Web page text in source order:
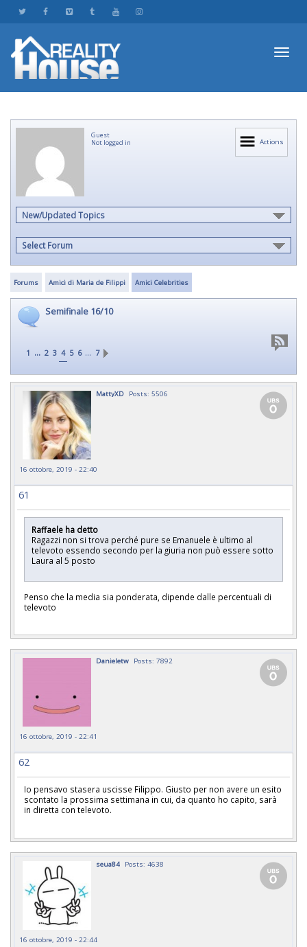
Actions
Guest
Not logged in
New/Updated Topics
Select Forum
Forums Amici di Maria de Filippi Amici Celebrities
Semifinale 16/10
1 ... 2 3 4 5 6 … 7
MattyXD Posts: 5506
16 ottobre, 2019 - 22:40
61
Raffaele ha detto
Ragazzi non si trova perché pure se Emanuele è ultimo al
televoto essendo secondo per la giuria non può essere sotto
Laura al 5 posto
Penso che la media sia ponderata, dipende dalle percentuali di
televoto
Danieletw Posts: 7892
16 ottobre, 2019 - 22:41
62
Io pensavo stasera uscisse Filippo. Giusto per non avere un esito
scontato la prossima settimana in cui, da quanto ho capito, sarà
in diretta con televoto.
seua84 Posts: 4638
16 ottobre, 2019 - 22:44